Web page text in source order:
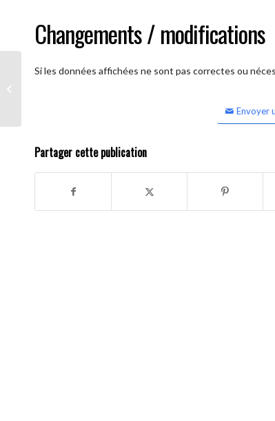
Changements / modifications
Si les données affichées ne sont pas correctes ou
Envoyer
Partager cette publication